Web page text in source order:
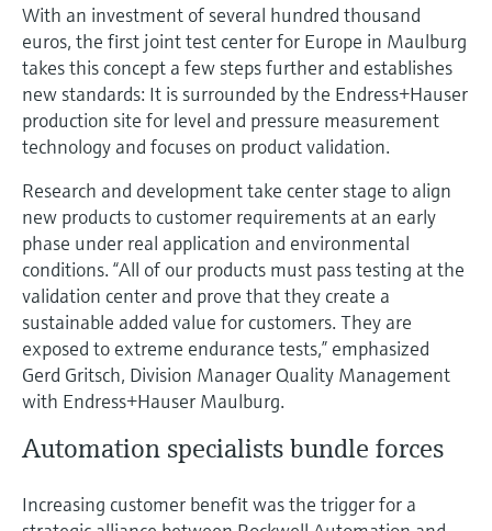
With an investment of several hundred thousand
euros, the first joint test center for Europe in Maulburg
takes this concept a few steps further and establishes
new standards: It is surrounded by the Endress+Hauser
production site for level and pressure measurement
technology and focuses on product validation.
Research and development take center stage to align
new products to customer requirements at an early
phase under real application and environmental
conditions. “All of our products must pass testing at the
validation center and prove that they create a
sustainable added value for customers. They are
exposed to extreme endurance tests,” emphasized
Gerd Gritsch, Division Manager Quality Management
with Endress+Hauser Maulburg.
Automation specialists bundle forces
Increasing customer benefit was the trigger for a